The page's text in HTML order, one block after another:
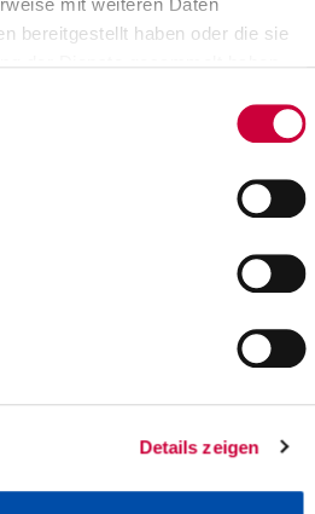
bereitgestellt haben oder die sie
Details zeigen
- Haushaltsvorgespräch -